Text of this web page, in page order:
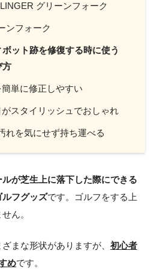
グリーンフォーク
ンフォーク
ット跡を修復する時に使う
方
単に修正しやすい
スタイリッシュでおしゃれ
れを気にせず持ち運べる
ルが芝生上に落下した際にできる
フグッズです。ゴルフをする上
ん。
まな形状がありますが、 初心者
めです。